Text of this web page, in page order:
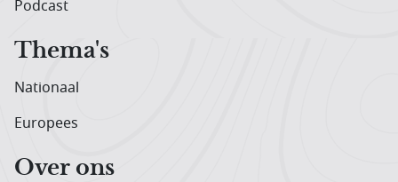
Podcast
Thema's
Nationaal
Europees
Over ons